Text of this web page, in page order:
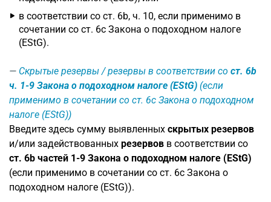
в соответствии со ст. 6b, ч. 10, если применимо в
сочетании со ст. 6c Закона о подоходном налоге
(EStG).
Скрытые резервы / резервы в соответствии со ст. 6b
ч. 1-9 Закона о подоходном налоге (EStG) (если
применимо в сочетании со ст. 6c Закона о подоходном
налоге (EStG))
Введите здесь сумму выявленных скрытых резервов
и/или задействованных резервов в соответствии со
ст. 6b частей 1-9 Закона о подоходном налоге (EStG)
(если применимо в сочетании со ст. 6c Закона о
подоходном налоге (EStG)).